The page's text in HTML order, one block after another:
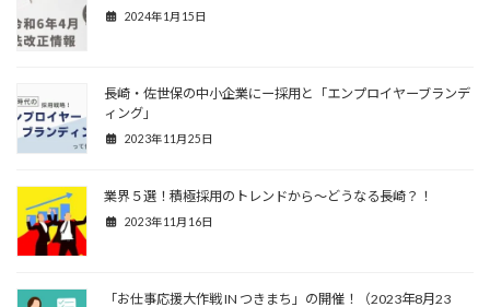
2024年1月15日
長崎・佐世保の中小企業にー採用と「エンプロイヤーブランデ
ィング」
2023年11月25日
業界５選！積極採用のトレンドから～どうなる長崎？！
2023年11月16日
「お仕事応援大作戦 IN つきまち」の開催！（2023年8月23